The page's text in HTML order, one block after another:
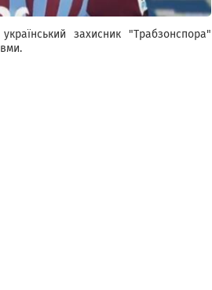
захисник "Трабзонспора"